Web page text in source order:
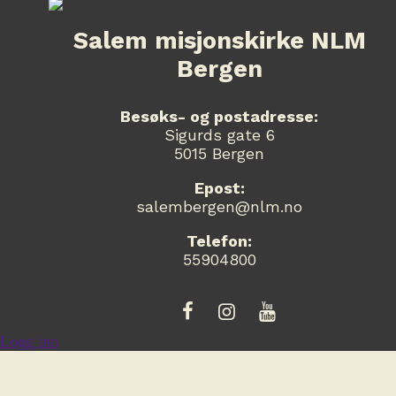
Salem misjonskirke NLM
Bergen
Besøks- og postadresse:
Sigurds gate 6
5015 Bergen
Epost:
salembergen@nlm.no
Telefon:
55904800
Logg inn